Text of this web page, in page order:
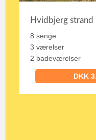
Hvidbjerg strand
8 senge
3 værelser
2 badeværelser
DKK